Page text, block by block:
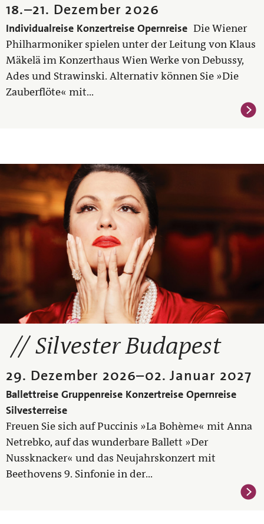
18.–21. Dezember 2026
Individualreise Konzertreise Opernreise Die Wiener
Philharmoniker spielen unter der Leitung von Klaus
Mäkelä im Konzerthaus Wien Werke von Debussy,
Ades und Strawinski. Alternativ können Sie »Die
Zauberflöte« mit...
Silvester Budapest
29. Dezember 2026–02. Januar 2027
Ballettreise Gruppenreise Konzertreise Opernreise
Silvesterreise
Freuen Sie sich auf Puccinis »La Bohème« mit Anna
Netrebko, auf das wunderbare Ballett »Der
Nussknacker« und das Neujahrskonzert mit
Beethovens 9. Sinfonie in der...